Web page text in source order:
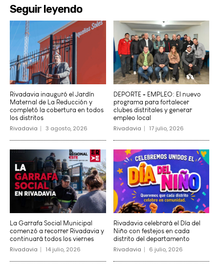
Seguir leyendo
Rivadavia inauguró el Jardín
Maternal de La Reducción y
completó la cobertura en todos
los distritos
Rivadavia 3 agosto, 2026
DEPORTE + EMPLEO: El nuevo
programa para fortalecer
clubes distritales y generar
empleo local
Rivadavia 17 julio, 2026
La Garrafa Social Municipal
comenzó a recorrer Rivadavia y
continuará todos los viernes
Rivadavia 14 julio, 2026
Rivadavia celebrará el Día del
Niño con festejos en cada
distrito del departamento
Rivadavia 6 julio, 2026